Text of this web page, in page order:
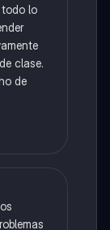
lo
clase.
de